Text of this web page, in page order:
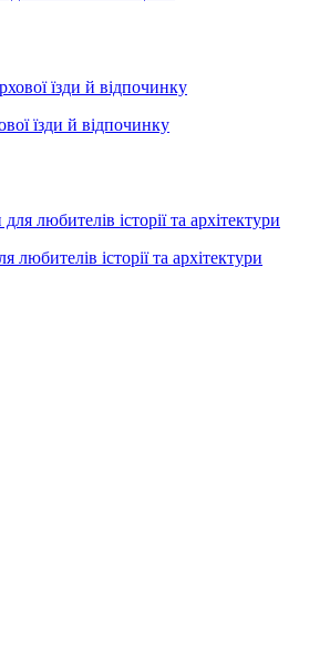
їзди й відпочинку
історії та архітектури